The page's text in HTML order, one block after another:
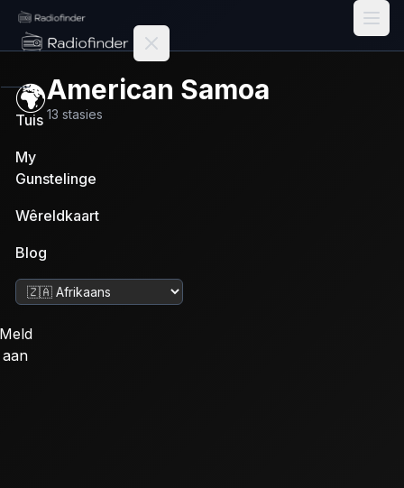
Radiofinder home
Tuis
My
Gunstelinge
Wêreldkaart
Blog
Verander taal
aan
🌍American Samoa
13 stasies